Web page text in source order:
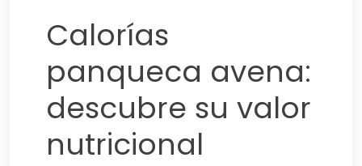
Calorías
panqueca avena:
descubre su valor
nutricional